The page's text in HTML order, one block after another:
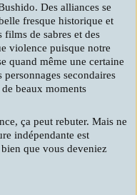
Des alliances se
fresque historique et
de sabres et des
violence puisque notre
quand même une certaine
secondaires
beaux moments
ça peut rebuter. Mais ne
indépendante est
que vous deveniez